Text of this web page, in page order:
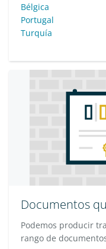
Bélgica
Portugal
Turquía
Documentos
Podemos producir
rango de